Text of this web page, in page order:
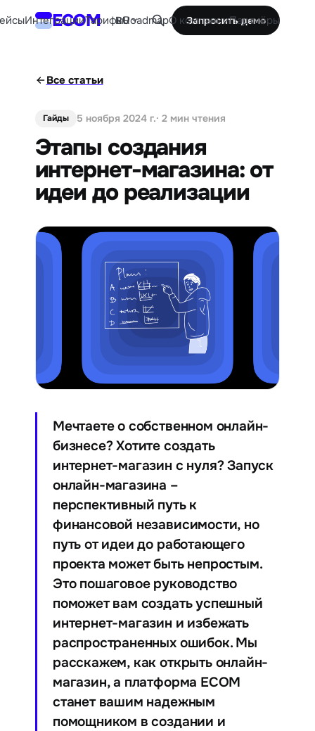
ECOM
ИнтеграцииТарифыRoadmapО компанииПартнёры
RU Запросить демо
Все статьи
Гайды 5 ноября 2024 г.· 2 мин чтения
Этапы создания
интернет-магазина: от
идеи до реализации
Мечтаете о собственном онлайн-
бизнесе? Хотите создать
интернет-магазин с нуля? Запуск
онлайн-магазина –
перспективный путь к
финансовой независимости, но
путь от идеи до работающего
проекта может быть непростым.
Это пошаговое руководство
поможет вам создать успешный
интернет-магазин и избежать
распространенных ошибок. Мы
расскажем, как открыть онлайн-
магазин, а платформа ECOM
станет вашим надежным
помощником в создании и